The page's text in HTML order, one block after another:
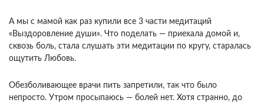
А мы с мамой как раз купили все 3 части медитаций
«Выздоровление души». Что поделать — приехала домой и,
сквозь боль, стала слушать эти медитации по кругу, старалась
ощутить Любовь.
Обезболивающее врачи пить запретили, так что было
непросто. Утром просыпаюсь — болей нет. Хотя странно, до